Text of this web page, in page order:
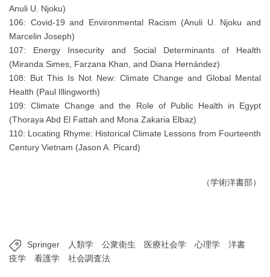
Anuli U. Njoku)
106: Covid-19 and Environmental Racism (Anuli U. Njoku and
Marcelin Joseph)
107: Energy Insecurity and Social Determinants of Health
(Miranda Simes, Farzana Khan, and Diana Hernández)
108: But This Is Not New: Climate Change and Global Mental
Health (Paul Illingworth)
109: Climate Change and the Role of Public Health in Egypt
(Thoraya Abd El Fattah and Mona Zakaria Elbaz)
110: Locating Rhyme: Historical Climate Lessons from Fourteenth
Century Vietnam (Jason A. Picard)
（学術洋書部）
Springer 人類学 公衆衛生 医療社会学 心理学
洋書
疫学
看護学 社会調査法